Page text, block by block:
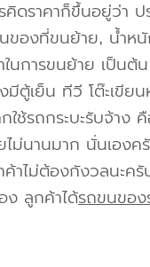
ดราคาก็ขึ้นอยู่ว่า ปร
องที่ขนย้าย, น้ำห
นการขนย้าย เป็น
งมีตู้เย็น ทีวี โต๊ะเ
ช้รถกระบะรับจ้า
ม่นานมาก นั่นเองค
าไม่ต้องกังวลนะค
ง ลูกค้าได้รถขนของ